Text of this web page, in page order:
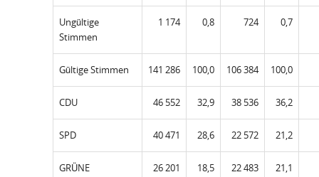
Ungültige
Stimmen
1 174 0,8 724 0,7
Gültige Stimmen 141 286 100,0 106 384 100,0
CDU 46 552 32,9 38 536 36,2
SPD 40 471 28,6 22 572 21,2
GRÜNE 26 201 18,5 22 483 21,1